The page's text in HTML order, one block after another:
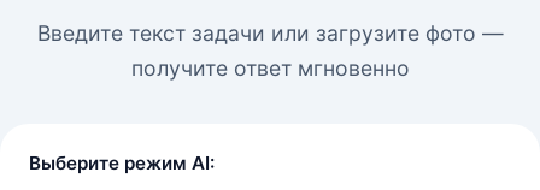
Введите текст задачи или загрузите фото —
получите ответ мгновенно
Выберите режим AI: